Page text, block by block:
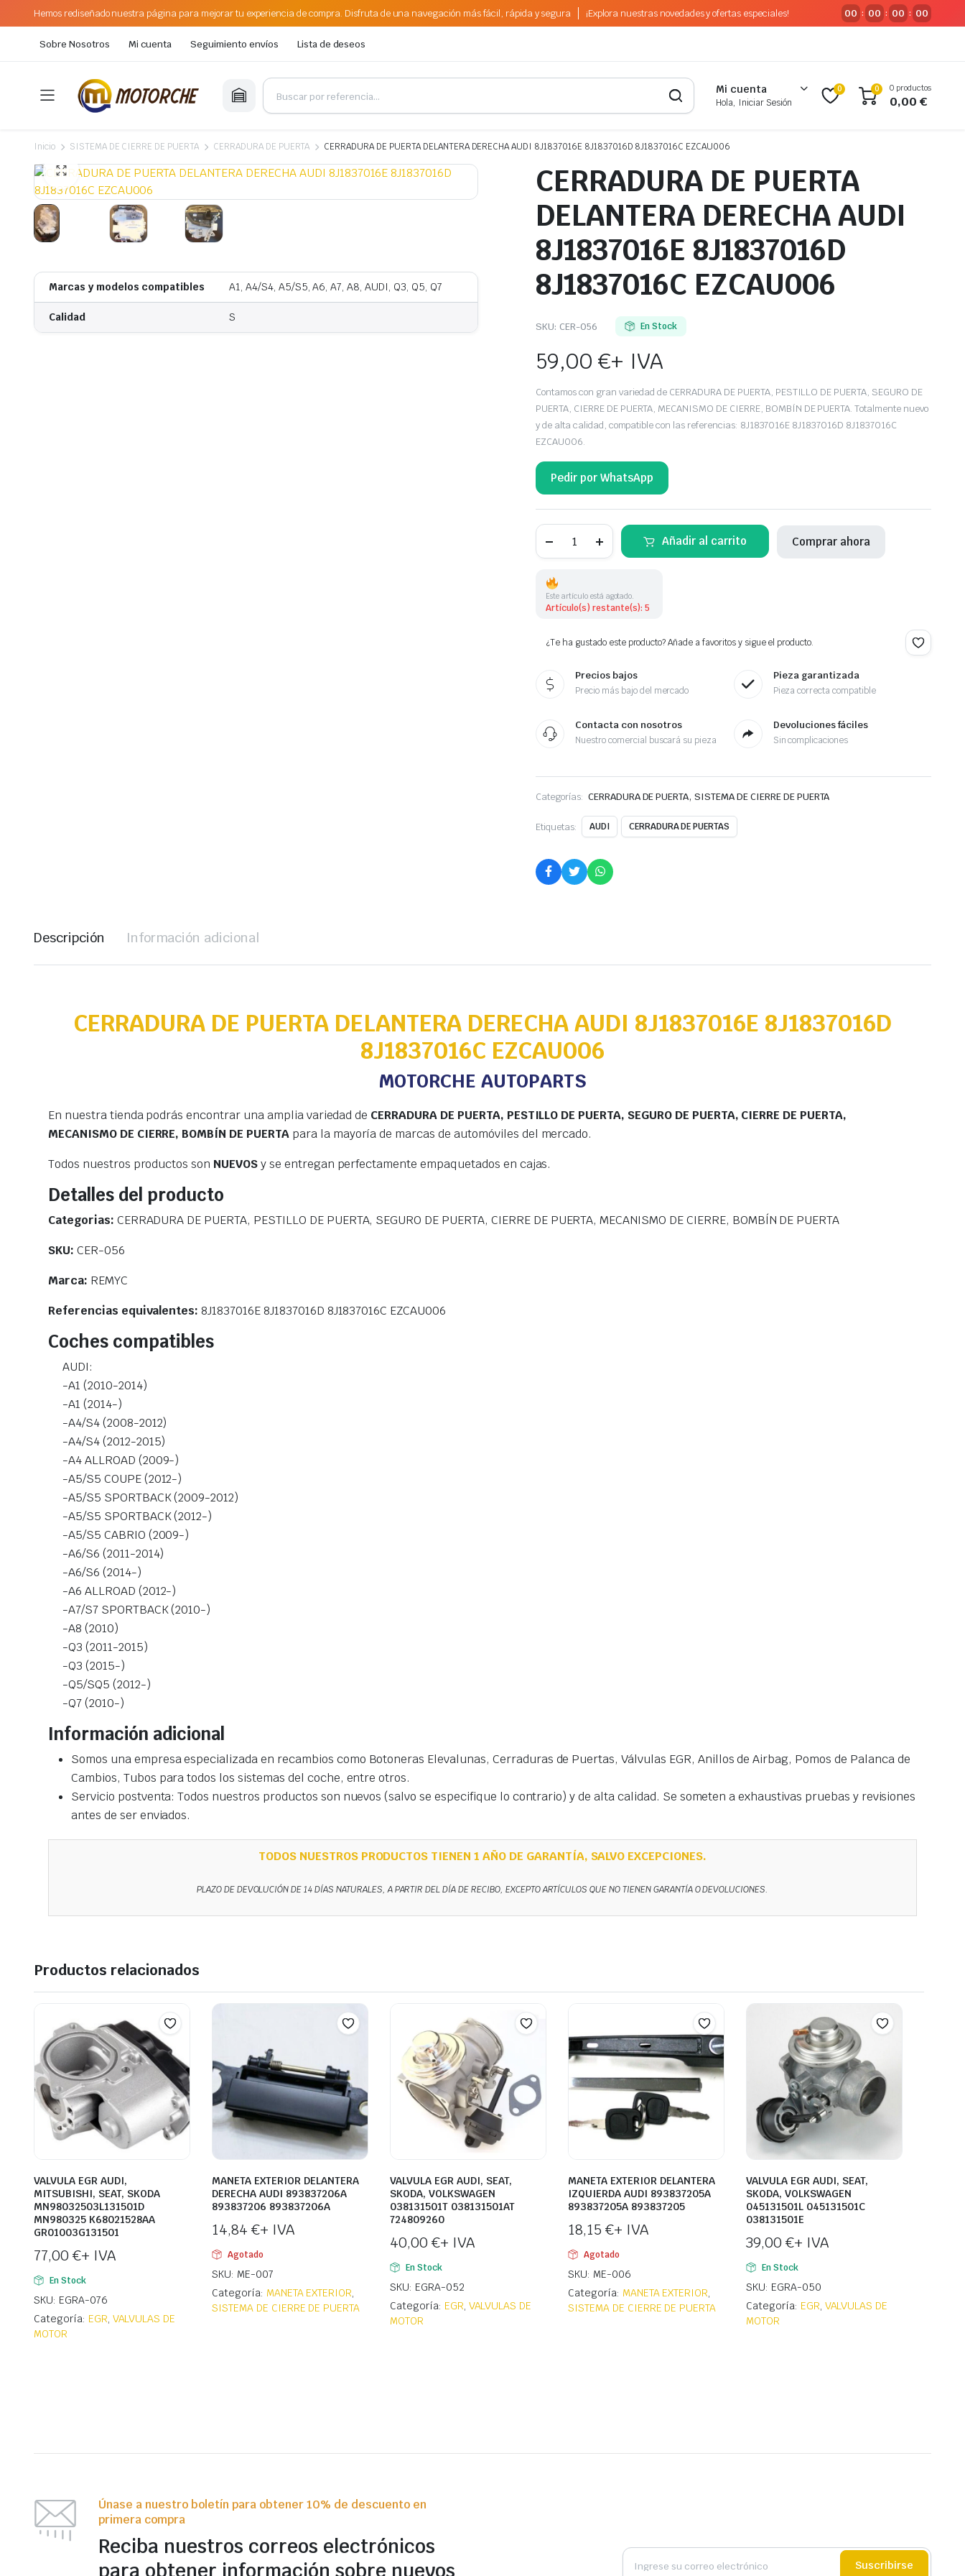
Hemos rediseñado nuestra página para mejorar tu experiencia de compra. Disfruta de una navegación más fácil, rápida y segura ¡Explora nuestras novedades y ofertas especiales! 00 : 00 : 00 : 00
Sobre Nosotros Mi cuenta Seguimiento envíos Lista de deseos
Mi cuenta
Hola, Iniciar Sesión
0 0 0 productos
0,00€
Inicio SISTEMA DE CIERRE DE PUERTA CERRADURA DE PUERTA CERRADURA DE PUERTA DELANTERA DERECHA AUDI 8J1837016E 8J1837016D 8J1837016C EZCAU006
Marcas y modelos compatibles A1, A4/S4, A5/S5, A6, A7, A8, AUDI, Q3, Q5, Q7
Calidad S
CERRADURA DE PUERTA
DELANTERA DERECHA AUDI
8J1837016E 8J1837016D
8J1837016C EZCAU006
SKU: CER-056 En Stock
59,00€+ IVA
Contamos con gran variedad de CERRADURA DE PUERTA, PESTILLO DE PUERTA, SEGURO DE
PUERTA, CIERRE DE PUERTA, MECANISMO DE CIERRE, BOMBÍN DE PUERTA. Totalmente nuevo
y de alta calidad, compatible con las referencias: 8J1837016E 8J1837016D 8J1837016C
EZCAU006.
Pedir por WhatsApp
CERRADURA
AUDI
8J1837016E
8J1837016D
EZCAU006
Añadir al carrito Comprar ahora
Este artículo está agotado.
Artículo(s) restante(s): 5
¿Te ha gustado este producto? Añade a favoritos y sigue el producto.
Precios bajos
Precio más bajo del mercado
Pieza garantizada
Pieza correcta compatible
Contacta con nosotros
Nuestro comercial buscará su pieza
Devoluciones fáciles
Sin complicaciones
Categorías: CERRADURA DE PUERTA, SISTEMA DE CIERRE DE PUERTA
Etiquetas: AUDI CERRADURA DE PUERTAS
Descripción Información adicional
CERRADURA DE PUERTA DELANTERA DERECHA AUDI 8J1837016E 8J1837016D
8J1837016C EZCAU006
MOTORCHE AUTOPARTS
En nuestra tienda podrás encontrar una amplia variedad de CERRADURA DE PUERTA, PESTILLO DE PUERTA, SEGURO DE PUERTA, CIERRE DE PUERTA,
MECANISMO DE CIERRE, BOMBÍN DE PUERTApara la mayoría de marcas de automóviles del mercado.
Todos nuestros productos son NUEVOSy se entregan perfectamente empaquetados en cajas.
Detalles del producto
Categorias: CERRADURA DE PUERTA, PESTILLO DE PUERTA, SEGURO DE PUERTA, CIERRE DE PUERTA, MECANISMO DE CIERRE, BOMBÍN DE PUERTA
SKU: CER-056
Marca: REMYC
Referencias equivalentes: 8J1837016E 8J1837016D 8J1837016C EZCAU006
Coches compatibles
AUDI:
-A1 (2010-2014)
-A1 (2014-)
-A4/S4 (2008-2012)
-A4/S4 (2012-2015)
-A4 ALLROAD (2009-)
-A5/S5 COUPE (2012-)
-A5/S5 SPORTBACK (2009-2012)
-A5/S5 SPORTBACK (2012-)
-A5/S5 CABRIO (2009-)
-A6/S6 (2011-2014)
-A6/S6 (2014-)
-A6 ALLROAD (2012-)
-A7/S7 SPORTBACK (2010-)
-A8 (2010)
-Q3 (2011-2015)
-Q3 (2015-)
-Q5/SQ5 (2012-)
-Q7 (2010-)
Información adicional
Somos una empresa especializada en recambios como Botoneras Elevalunas, Cerraduras de Puertas, Válvulas EGR, Anillos de Airbag, Pomos de Palanca de
Cambios, Tubos para todos los sistemas del coche, entre otros.
Servicio postventa: Todos nuestros productos son nuevos (salvo se especifique lo contrario) y de alta calidad. Se someten a exhaustivas pruebas y revisiones
antes de ser enviados.
TODOS NUESTROS PRODUCTOS TIENEN 1 AÑO DE GARANTÍA, SALVO EXCEPCIONES.
PLAZO DE DEVOLUCIÓN DE 14 DÍAS NATURALES, A PARTIR DEL DÍA DE RECIBO, EXCEPTO ARTÍCULOS QUE NO TIENEN GARANTÍA O DEVOLUCIONES.
Productos relacionados
VALVULA EGR AUDI,
MITSUBISHI, SEAT, SKODA
MN98032503L131501D
MN980325 K68021528AA
GR01003G131501
77,00 €+ IVA
En Stock
SKU: EGRA-076
Categoría: EGR, VALVULAS DE
MOTOR
MANETA EXTERIOR DELANTERA
DERECHA AUDI 893837206A
893837206 893837206A
14,84 €+ IVA
Agotado
SKU: ME-007
Categoría: MANETA EXTERIOR,
SISTEMA DE CIERRE DE PUERTA
VALVULA EGR AUDI, SEAT,
SKODA, VOLKSWAGEN
038131501T 038131501AT
724809260
40,00 €+ IVA
En Stock
SKU: EGRA-052
Categoría: EGR, VALVULAS DE
MOTOR
MANETA EXTERIOR DELANTERA
IZQUIERDA AUDI 893837205A
893837205A 893837205
18,15 €+ IVA
Agotado
SKU: ME-006
Categoría: MANETA EXTERIOR,
SISTEMA DE CIERRE DE PUERTA
VALVULA EGR AUDI, SEAT,
SKODA, VOLKSWAGEN
045131501L 045131501C
038131501E
39,00 €+ IVA
En Stock
SKU: EGRA-050
Categoría: EGR, VALVULAS DE
MOTOR
Únase a nuestro boletín para obtener 10% de descuento en
primera compra
Reciba nuestros correos electrónicos
para obtener información sobre nuevos
Suscribirse